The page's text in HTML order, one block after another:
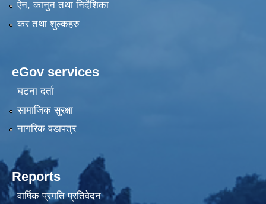
ऐन, कानुन तथा निर्देशिका
कर तथा शुल्कहरु
eGov services
घटना दर्ता
सामाजिक सुरक्षा
नागरिक वडापत्र
Reports
वार्षिक प्रगति प्रतिवेदन